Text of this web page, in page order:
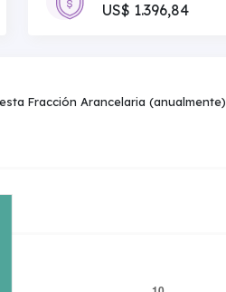
US$ 1.396,84
Fracción Arancelaria (anualmente)